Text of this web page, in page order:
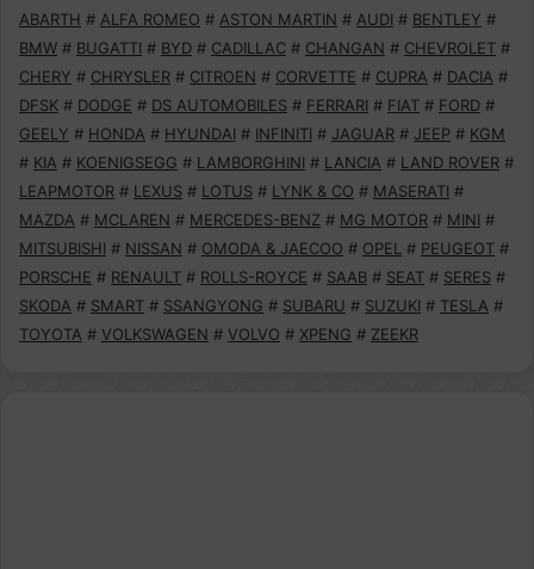
ABARTH # ALFA ROMEO # ASTON MARTIN # AUDI # BENTLEY #
BMW # BUGATTI # BYD # CADILLAC # CHANGAN # CHEVROLET #
CHERY # CHRYSLER # CITROEN # CORVETTE # CUPRA # DACIA #
DFSK # DODGE # DS AUTOMOBILES # FERRARI # FIAT # FORD #
GEELY # HONDA # HYUNDAI # INFINITI # JAGUAR # JEEP # KGM
# KIA # KOENIGSEGG # LAMBORGHINI # LANCIA # LAND ROVER #
LEAPMOTOR # LEXUS # LOTUS # LYNK & CO # MASERATI #
MAZDA # MCLAREN # MERCEDES-BENZ # MG MOTOR # MINI #
MITSUBISHI # NISSAN # OMODA & JAECOO # OPEL # PEUGEOT #
PORSCHE # RENAULT # ROLLS-ROYCE # SAAB # SEAT # SERES #
SKODA # SMART # SSANGYONG # SUBARU # SUZUKI # TESLA #
TOYOTA # VOLKSWAGEN # VOLVO # XPENG # ZEEKR